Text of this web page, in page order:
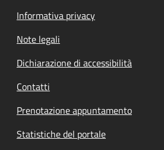
Informativa privacy
Note legali
Dichiarazione di accessibilità
Contatti
Prenotazione appuntamento
Statistiche del portale